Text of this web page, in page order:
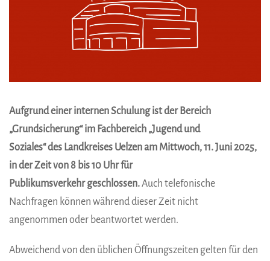
Aufgrund einer internen Schulung ist der Bereich
„Grundsicherung“ im Fachbereich „Jugend und
Soziales“ des Landkreises Uelzen am Mittwoch, 11. Juni 2025,
in der Zeit von 8 bis 10 Uhr für
Publikumsverkehr geschlossen.Auch telefonische
Nachfragen können während dieser Zeit nicht
angenommen oder beantwortet werden.
Abweichend von den üblichen Öffnungszeiten gelten für den